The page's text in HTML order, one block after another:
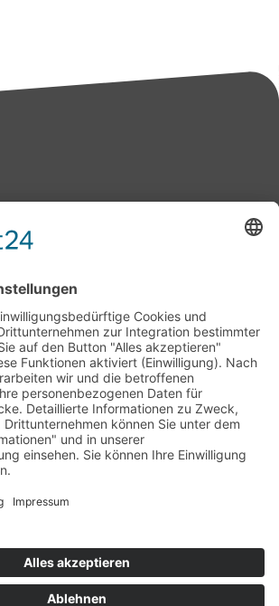
Bärbel Bas
Presse & Downloads
Pressemitteilungen
Pressefotos
BASis Info
Newsletter-Abo